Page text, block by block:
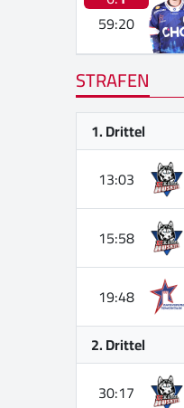
59:20
STRAFEN
1. Drittel
13:03
15:58
19:48
2. Drittel
30:17